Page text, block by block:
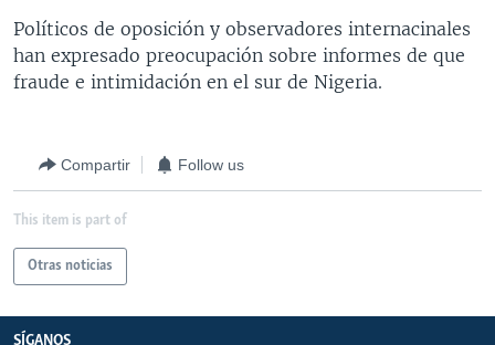
CIENCIA Y SALUD
VISIÓN 360
LAS CLAVES
AUDIONOTICIAS
BUENOS DÍAS AMÉRICA
FORO [RADIO]
DEPORTIVO INTERNACIONAL
NOTA ECONÓMICA
DOCUMENTALES DE LA VOA
Learning English
Idiomas
Políticos de oposición y observadores internacinales
han expresado preocupación sobre informes de que
fraude e intimidación en el sur de Nigeria.
Compartir Follow us
This item is part of
Otras noticias
SÍGANOS